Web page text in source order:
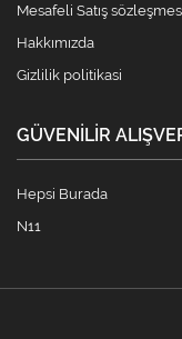
Mesafeli Satış
Hakkımızda
Gizlilik politikasi
GÜVENILIR
Hepsi Burada
N11